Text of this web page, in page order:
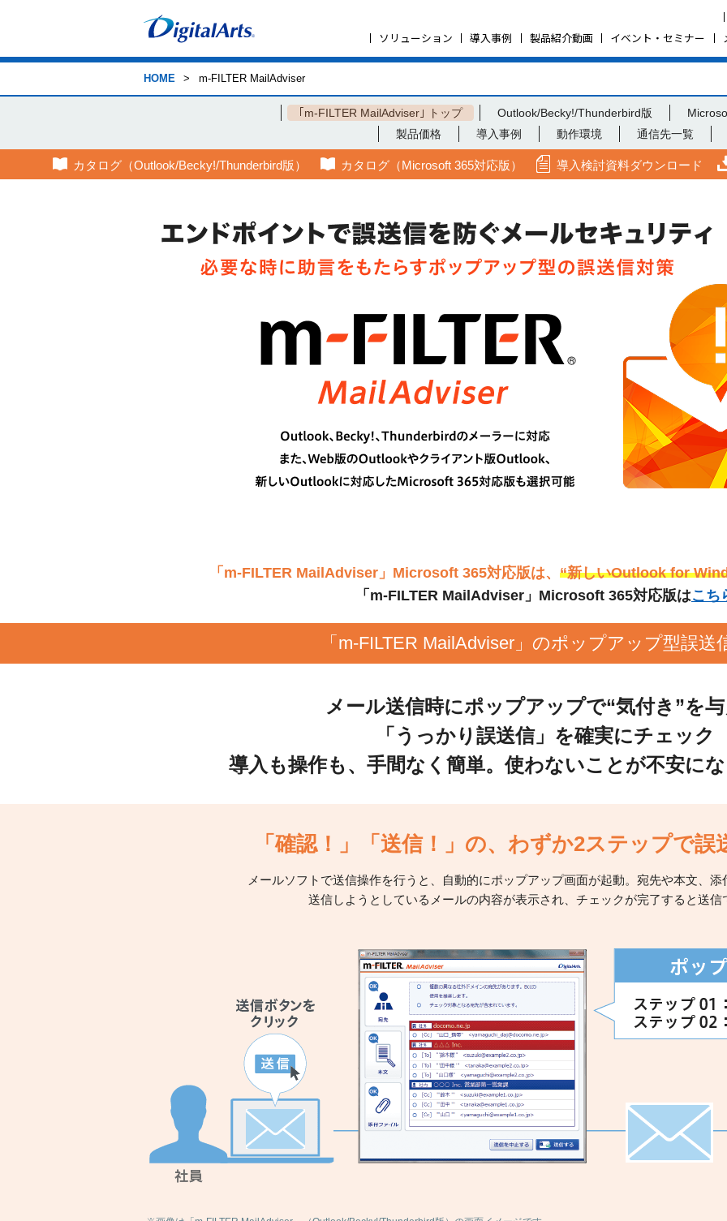
ソリューション 導入事例 製品紹介動画 イベント・セミナー
HOME > m-FILTER MailAdviser
｢m-FILTER MailAdviser｣ トップ Outlook/Becky!/Thunderbird版
製品価格
導入事例 動作環境 通信先一覧
カタログ（Outlook/Becky!/Thunderbird版） カタログ（Microsoft 365対応版） 導入検討資料ダウンロード
「m-FILTER MailAdviser」Microsoft 365対応版は、 “新しいOutlook for
「m-FILTER MailAdviser」Microsoft 365対応版はこち
「m-FILTER MailAdviser」のポップアップ型誤送
メール送信時にポップアップで“気付き”を
「うっかり誤送信」を確実にチェック
導入も操作も、手間なく簡単。使わないことが不安に
「確認！」「送信！」の、わずか2ステップで誤
メールソフトで送信操作を行うと、自動的にポップアップ画面が起動。宛先や本文、
送信しようとしているメールの内容が表示され、チェックが完了すると送信